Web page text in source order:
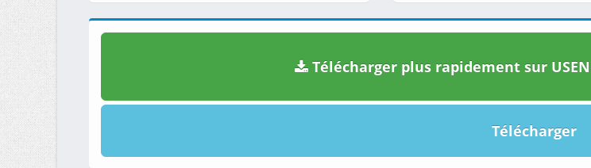
Télécharger plus rapidement sur
Télécharger